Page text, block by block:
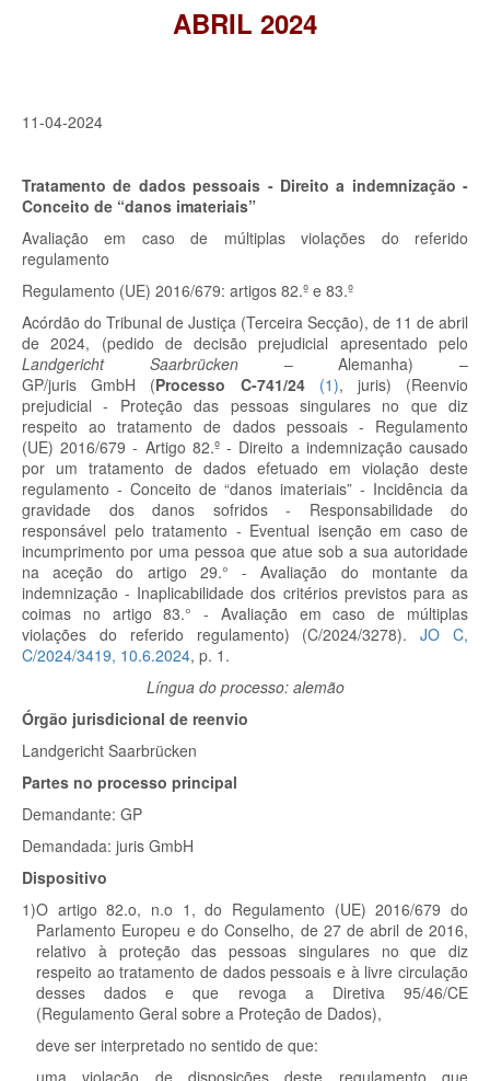
ABRIL 2024
11-04-2024
Tratamento de dados pessoais - Direito a indemnização -
Conceito de “danos imateriais”
Avaliação em caso de múltiplas violações do referido
regulamento
Regulamento (UE) 2016/679: artigos 82.º e 83.º
Acórdão do Tribunal de Justiça (Terceira Secção), de 11 de abril
de 2024, (pedido de decisão prejudicial apresentado pelo
Landgericht Saarbrücken– Alemanha) –
GP/juris GmbH (Processo C-741/24 (1), juris) (Reenvio
prejudicial - Proteção das pessoas singulares no que diz
respeito ao tratamento de dados pessoais - Regulamento
(UE) 2016/679 - Artigo 82.º - Direito a indemnização causado
por um tratamento de dados efetuado em violação deste
regulamento - Conceito de “danos imateriais” - Incidência da
gravidade dos danos sofridos - Responsabilidade do
responsável pelo tratamento - Eventual isenção em caso de
incumprimento por uma pessoa que atue sob a sua autoridade
na aceção do artigo 29.° - Avaliação do montante da
indemnização - Inaplicabilidade dos critérios previstos para as
coimas no artigo 83.° - Avaliação em caso de múltiplas
violações do referido regulamento) (C/2024/3278).JO C,
C/2024/3419, 10.6.2024, p. 1.
Língua do processo: alemão
Órgão jurisdicional de reenvio
Landgericht Saarbrücken
Partes no processo principal
Demandante: GP
Demandada: juris GmbH
Dispositivo
1)O artigo 82.o, n.o 1, do Regulamento (UE) 2016/679 do
Parlamento Europeu e do Conselho, de 27 de abril de 2016,
relativo à proteção das pessoas singulares no que diz
respeito ao tratamento de dados pessoais e à livre circulação
desses dados e que revoga a Diretiva 95/46/CE
(Regulamento Geral sobre a Proteção de Dados),
deve ser interpretado no sentido de que:
uma violação de disposições deste regulamento que